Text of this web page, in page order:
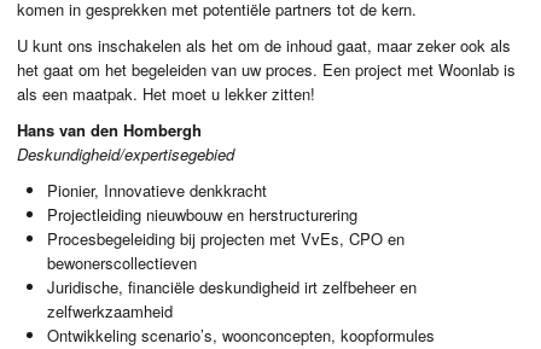
komen in gesprekken met potentiële partners tot de kern.
U kunt ons inschakelen als het om de inhoud gaat, maar zeker ook als
het gaat om het begeleiden van uw proces. Een project met Woonlab is
als een maatpak. Het moet u lekker zitten!
Hans van den Hombergh
Deskundigheid/expertisegebied
Pionier, Innovatieve denkkracht
Projectleiding nieuwbouw en herstructurering
Procesbegeleiding bij projecten met VvEs,CPO en
bewonerscollectieven
Juridische, financiële deskundigheid irt zelfbeheer en
zelfwerkzaamheid
Ontwikkeling scenario’s, woonconcepten, koopformules